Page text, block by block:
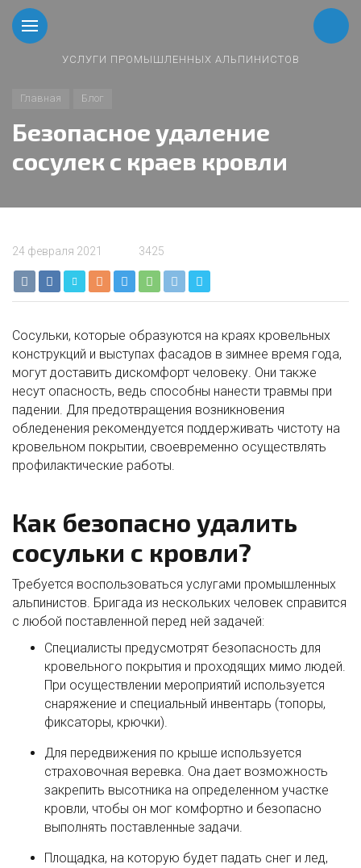
УСЛУГИ ПРОМЫШЛЕННЫХ АЛЬПИНИСТОВ
Главная Блог
Безопасное удаление
сосулек с краев кровли
24 февраля 2021 3425
Сосульки, которые образуются на краях кровельных
конструкций и выступах фасадов в зимнее время года,
могут доставить дискомфорт человеку. Они также
несут опасность, ведь способны нанести травмы при
падении. Для предотвращения возникновения
обледенения рекомендуется поддерживать чистоту на
кровельном покрытии, своевременно осуществлять
профилактические работы.
Как безопасно удалить
сосульки с кровли?
Требуется воспользоваться услугами промышленных
альпинистов. Бригада из нескольких человек справится
с любой поставленной перед ней задачей:
Специалисты предусмотрят безопасность для
кровельного покрытия и проходящих мимо людей.
При осуществлении мероприятий используется
снаряжение и специальный инвентарь (топоры,
фиксаторы, крючки).
Для передвижения по крыше используется
страховочная веревка. Она дает возможность
закрепить высотника на определенном участке
кровли, чтобы он мог комфортно и безопасно
выполнять поставленные задачи.
Площадка, на которую будет падать снег и лед,